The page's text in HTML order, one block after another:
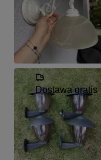
Dostawa gratis